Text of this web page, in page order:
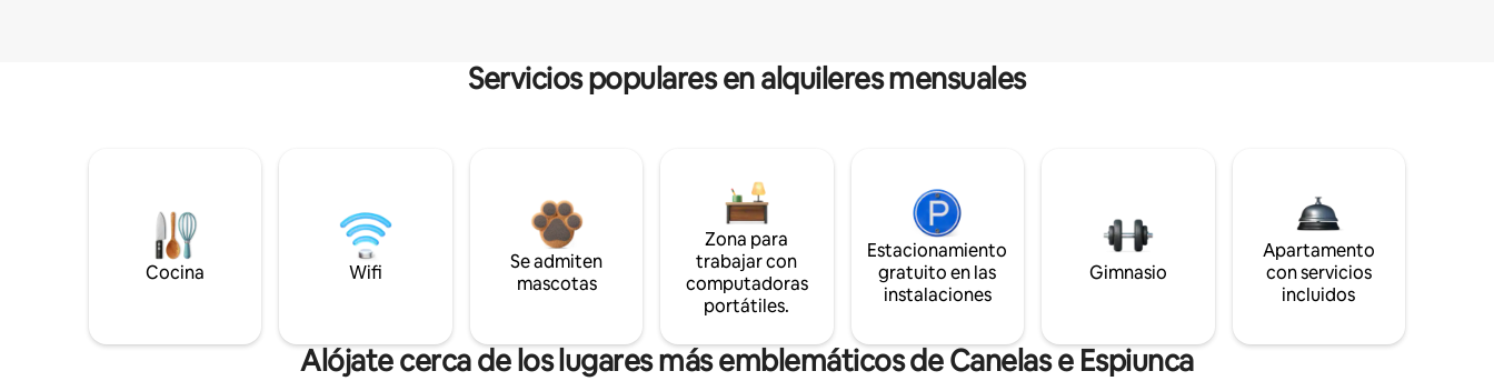
Servicios populares en alquileres mensuales
Cocina Wifi
Se admiten
mascotas
Zona para
trabajar con
computadoras
portátiles.
Estacionamiento
gratuito en las
instalaciones
Gimnasio
Apartamento
con servicios
incluidos
Alójate cerca de los lugares más emblemáticos de Canelas e Espiunca